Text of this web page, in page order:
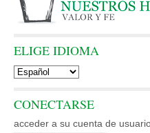
ELIGE IDIOMA
CONECTARSE
acceder a su cuenta de